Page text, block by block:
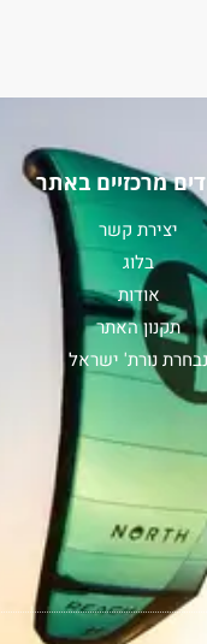
מרכזיים באתר
יצירת קשר
בלוג
אודות
תקנון האתר
נבחרת נורת' ישראל